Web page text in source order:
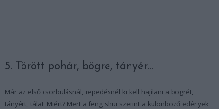
5. Törött pohár, bögre, tányér…
Már az első csorbulásnál, repedésnél ki kell hajítani a bögrét,
tányért, tálat. Miért? Mert a feng shui szerint a különböző edények